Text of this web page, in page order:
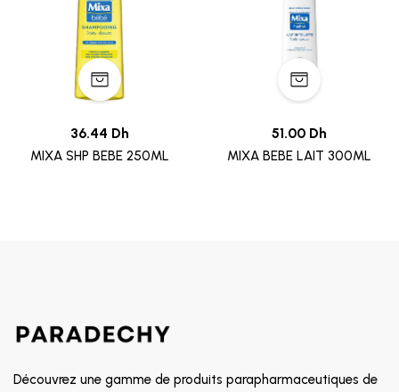
36.44 Dh
MIXA SHP BEBE 250ML
51.00 Dh
MIXA BEBE LAIT 300ML
Découvrez une gamme de produits parapharmaceutiques de